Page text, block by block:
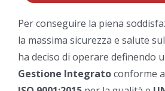
Per conseguire la piena
la massima sicurezza e salute
ha deciso di operare definendo
Gestione Integratoconforme